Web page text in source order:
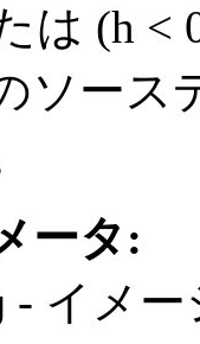
は (h <
ソース
ータ:
- イメ